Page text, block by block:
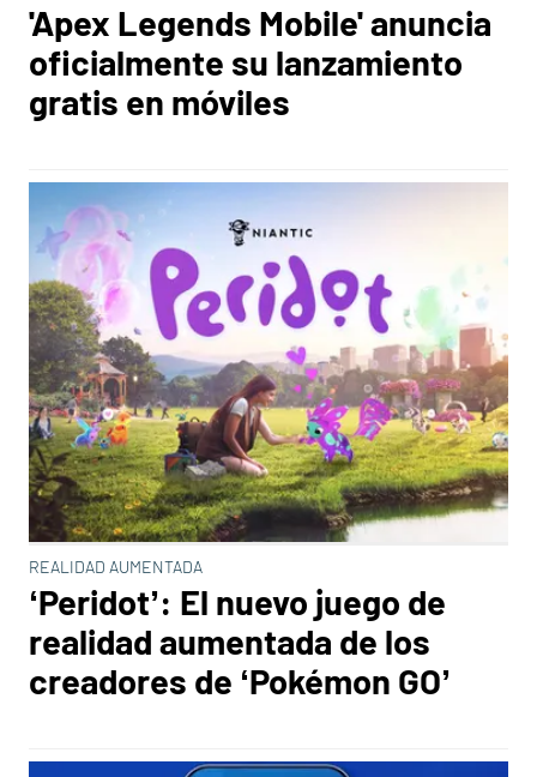
'Apex Legends Mobile' anuncia
oficialmente su lanzamiento
gratis en móviles
REALIDAD AUMENTADA
‘Peridot’: El nuevo juego de
realidad aumentada de los
creadores de ‘Pokémon GO’